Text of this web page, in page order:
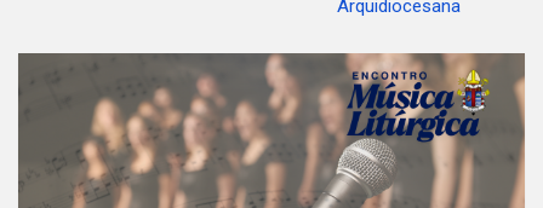
Arquidiocesana